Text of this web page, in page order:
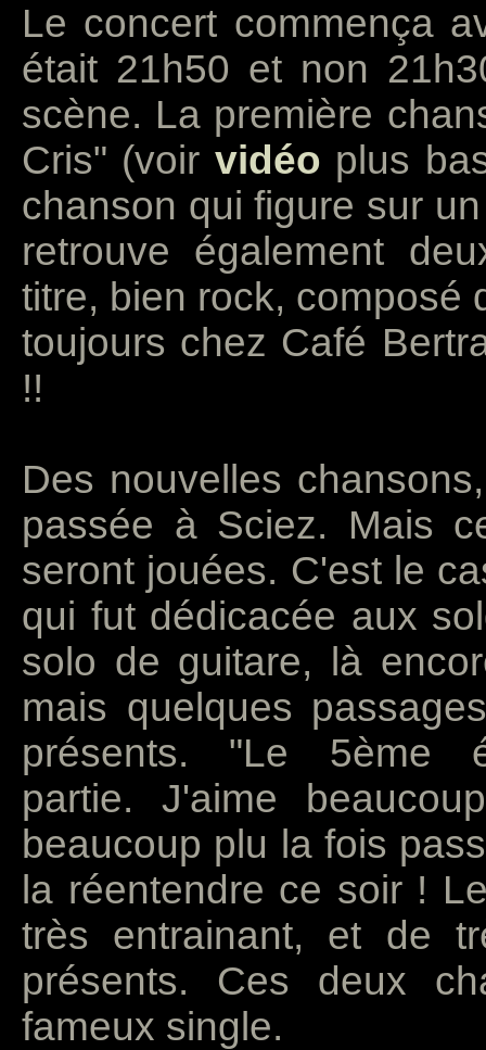
Le concert commença
était 21h50 et non
scène. La première
Cris" (voir vidéo plus
chanson qui figure sur
retrouve également
titre, bien rock, composé
toujours chez Café
!!
Des nouvelles
passée à Sciez. Mais
seront jouées. C'est le
qui fut dédicacée aux
solo de guitare, là
mais quelques
présents. "Le 5ème
partie. J'aime
beaucoup plu la fois
la réentendre ce soir !
très entrainant, et de
présents. Ces deux
fameux single.